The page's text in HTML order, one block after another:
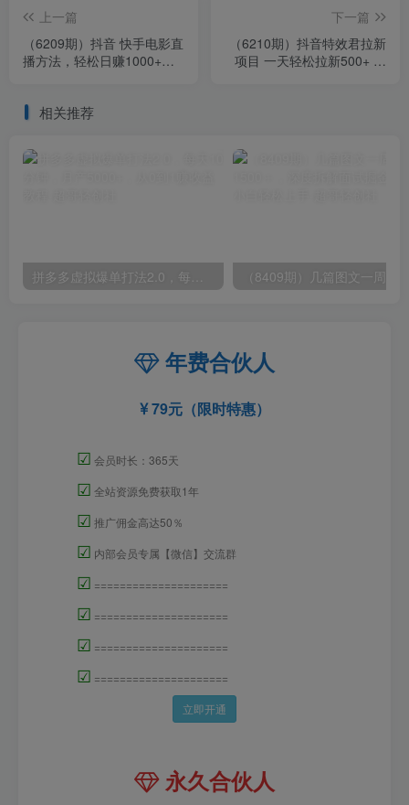
上一篇
（6209期）抖音 快手电影直
播方法，轻松日赚1000+
下一篇
（6210期）抖音特效君拉新
项目 一天轻松拉新500+ 附
相关推荐
年费合伙人
79元（限时特惠）
☑ 会员时长：365天
☑ 全站资源免费获取1年
☑ 推广佣金高达50％
☑ 内部会员专属【微信】交流群
☑ =====================
☑ =====================
☑ =====================
☑ =====================
立即开通
永久合伙人